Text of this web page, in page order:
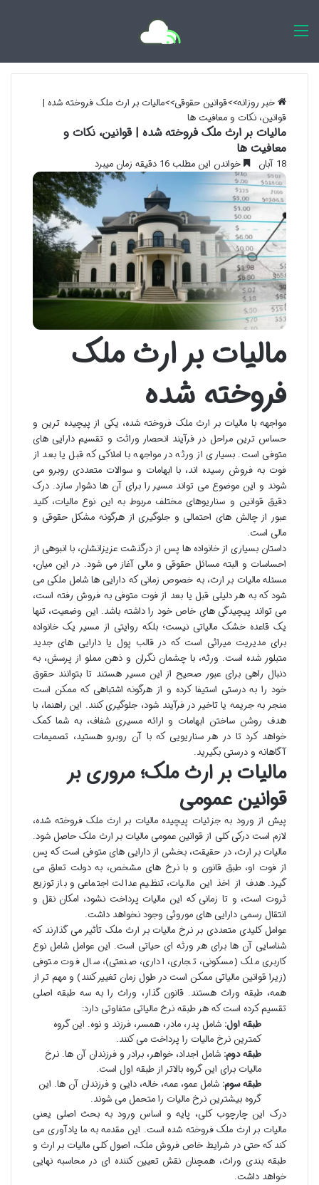
خبر روزانه>>قوانین حقوقی>>مالیات بر ارث ملک فروخته شده |
قوانین، نکات و معافیت ها
مالیات بر ارث ملک فروخته شده | قوانین، نکات و
معافیت ها
18 آبان خواندن این مطلب 16 دقیقه زمان میبرد
مالیات بر ارث ملک
فروخته شده
مواجهه با مالیات بر ارث ملک فروخته شده، یکی از پیچیده ترین و
حساس ترین مراحل در فرآیند انحصار وراثت و تقسیم دارایی های
متوفی است. بسیاری از ورثه در مواجهه با املاکی که قبل یا بعد از
فوت به فروش رسیده اند، با ابهامات و سوالات متعددی روبرو می
شوند و این موضوع می تواند مسیر را برای آن ها دشوار سازد. درک
دقیق قوانین و سناریوهای مختلف مربوط به این نوع مالیات، کلید
عبور از چالش های احتمالی و جلوگیری از هرگونه مشکل حقوقی و
مالی است.
داستان بسیاری از خانواده ها پس از درگذشت عزیزانشان، با انبوهی از
احساسات و البته مسائل حقوقی و مالی آغاز می شود. در این میان،
مسئله مالیات بر ارث، به خصوص زمانی که دارایی ها شامل ملکی می
شود که به هر دلیلی قبل یا بعد از فوت متوفی به فروش رفته است،
می تواند پیچیدگی های خاص خود را داشته باشد. این وضعیت، تنها
یک قاعده خشک مالیاتی نیست؛ بلکه روایتی از مسیر یک خانواده
برای مدیریت میراثی است که در قالب پول یا دارایی های جدید
متبلور شده است. ورثه، با چشمان نگران و ذهن مملو از پرسش، به
دنبال راهی برای عبور صحیح از این مسیر هستند تا بتوانند حقوق
خود را به درستی استیفا کرده و از هرگونه اشتباهی که ممکن است
منجر به جریمه یا تاخیر در فرآیند شود، جلوگیری کنند. این راهنما، با
هدف روشن ساختن ابهامات و ارائه مسیری شفاف، به شما کمک
خواهد کرد تا در هر سناریویی که با آن روبرو هستید، تصمیمات
آگاهانه و درستی بگیرید.
مالیات بر ارث ملک؛ مروری بر
قوانین عمومی
پیش از ورود به جزئیات پیچیده مالیات بر ارث ملک فروخته شده،
لازم است درکی کلی از قوانین عمومی مالیات بر ارث ملک حاصل شود.
مالیات بر ارث، در حقیقت، بخشی از دارایی های متوفی است که پس
از فوت او، طبق قانون و با نرخ های مشخص، به دولت تعلق می
گیرد. هدف از اخذ این مالیات، تنظیم عدالت اجتماعی و بازتوزیع
ثروت است، و تا زمانی که این مالیات پرداخت نشود، امکان نقل و
انتقال رسمی دارایی های موروثی وجود نخواهد داشت.
عوامل کلیدی متعددی بر نرخ مالیات بر ارث ملک تأثیر می گذارند که
شناسایی آن ها برای هر ورثه ای حیاتی است. این عوامل شامل نوع
کاربری ملک (مسکونی، تجاری، اداری، صنعتی)، سال فوت متوفی
(زیرا قوانین مالیاتی ممکن است در طول زمان تغییر کنند) و مهم تر از
همه، طبقه وراث هستند. قانون گذار، وراث را به سه طبقه اصلی
تقسیم کرده است که هر طبقه نرخ مالیاتی متفاوتی دارد:
طبقه اول: شامل پدر، مادر، همسر، فرزند و نوه. این گروه
کمترین نرخ مالیات را پرداخت می کنند.
طبقه دوم: شامل اجداد، خواهر، برادر و فرزندان آن ها. نرخ
مالیات برای این گروه بالاتر از طبقه اول است.
طبقه سوم: شامل عمو، عمه، خاله، دایی و فرزندان آن ها. این
گروه بیشترین نرخ مالیات را متحمل می شوند.
درک این چارچوب کلی، پایه و اساس ورود به بحث اصلی یعنی
مالیات بر ارث ملک فروخته شده است. این مقدمه به ما یادآوری می
کند که حتی در شرایط خاص فروش ملک، اصول کلی مالیات بر ارث و
طبقه بندی وراث، همچنان نقش تعیین کننده ای در محاسبه نهایی
خواهد داشت.